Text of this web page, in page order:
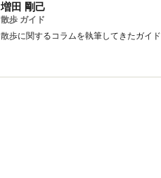
増田 剛己
散歩 ガイド
散歩に関するコラムを執筆してきたガイ